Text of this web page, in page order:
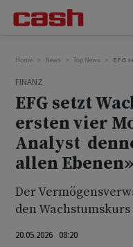
Home News Top News EFG
FINANZ
EFG setzt
ersten vier
Analyst
allen Ebenen»
Der
den
20.05.2026 08:20